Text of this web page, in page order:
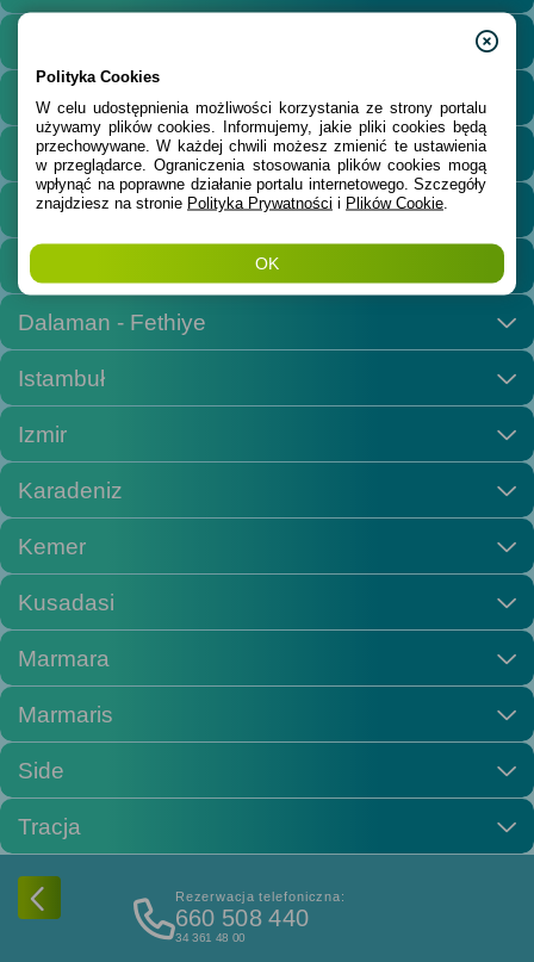
Belek
Bodrum
Cesme
Cukurova
Dalaman - Fethiye
Istambuł
Izmir
Karadeniz
Kemer
Kusadasi
Marmara
Marmaris
Side
Tracja
Rezerwacja telefoniczna:
660 508 440
34 361 48 00
Polityka Cookies
W celu udostępnienia możliwości korzystania ze strony portalu
używamy plików cookies. Informujemy, jakie pliki cookies będą
przechowywane. W każdej chwili możesz zmienić te ustawienia
w przeglądarce. Ograniczenia stosowania plików cookies mogą
wpłynąć na poprawne działanie portalu internetowego. Szczegóły
znajdziesz na stronie Polityka Prywatności i Plików Cookie
OK